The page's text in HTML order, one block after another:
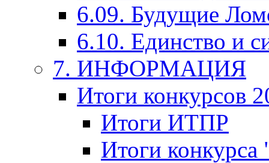
6.09. Будущие
6.10. Единство и
7. ИНФОРМАЦИЯ
Итоги конкурсов
Итоги ИТПР
Итоги